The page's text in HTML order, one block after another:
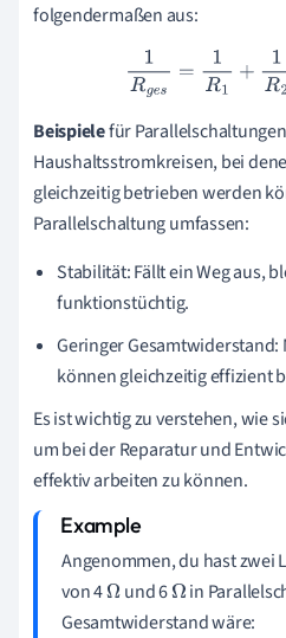
folgendermaßen aus:
1Rg es=1 R1 +1R
Beispielefür
Haushaltsstromkreisen, bei
gleichzeitig betrieben werden
Parallelschaltung umfassen:
Stabilität: Fällt ein Weg aus,
funktionstüchtig.
Geringer
können gleichzeitig effizient
Es ist wichtig zu verstehen, wie
um bei der Reparatur und
effektiv arbeiten zu können.
Angenommen, du hast zwei
von 4Ω und 6Ω in
Gesamtwiderstand wäre: